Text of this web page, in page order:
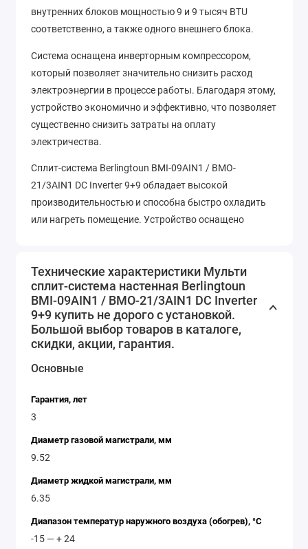
внутренних блоков мощностью 9 и 9 тысяч BTU
соответственно, а также одного внешнего блока.
Система оснащена инверторным компрессором,
который позволяет значительно снизить расход
электроэнергии в процессе работы. Благодаря этому,
устройство экономично и эффективно, что позволяет
существенно снизить затраты на оплату
электричества.
Сплит-система Berlingtoun BMI-09AIN1 / BMO-
21/3AIN1 DC Inverter 9+9 обладает высокой
производительностью и способна быстро охладить
или нагреть помещение. Устройство оснащено
на протяжении всего времени работы устройства.
Кроме того, сплит-система Berlingtoun BMI-09AIN1 /
BMO-21/3AIN1 DC Inverter 9+9 оснащена функцией
автоматической диагностики, которая позволяет
быстро обнаружить и устранить возможные
неисправности в работе устройства.
именно то, что вам нужно!
Технические характеристики Мульти
сплит-система настенная Berlingtoun
BMI-09AIN1 / BMO-21/3AIN1 DC Inverter
9+9 купить не дорого с установкой.
Большой выбор товаров в каталоге,
скидки, акции, гарантия.
Основные
Гарантия, лет
3
Диаметр газовой магистрали, мм
9.52
Диаметр жидкой магистрали, мм
6.35
Диапазон температур наружного воздуха (обогрев), °C
-15 — + 24